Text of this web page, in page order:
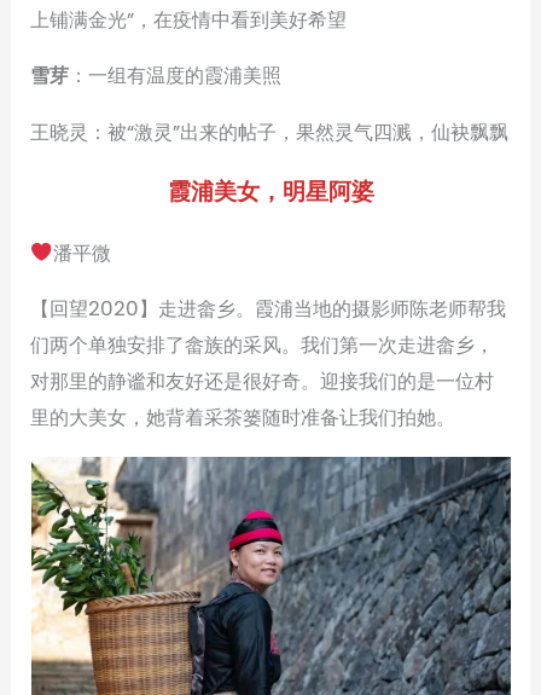
上铺满金光”，在疫情中看到美好希望
雪芽 ：一组有温度的霞浦美照
王晓灵：被“激灵”出来的帖子，果然灵气四溅，仙袂飘飘
霞浦美女，明星阿婆
潘平微
【回望2020】走进畲乡。霞浦当地的摄影师陈老师帮我
们两个单独安排了畲族的采风。我们第一次走进畲乡，
对那里的静谧和友好还是很好奇。迎接我们的是一位村
里的大美女，她背着采茶篓随时准备让我们拍她。